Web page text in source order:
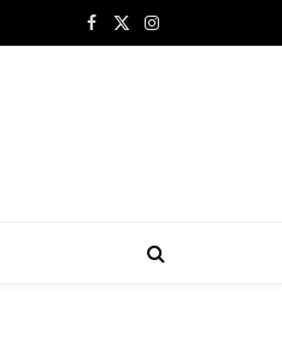
Facebook
X
Instagram